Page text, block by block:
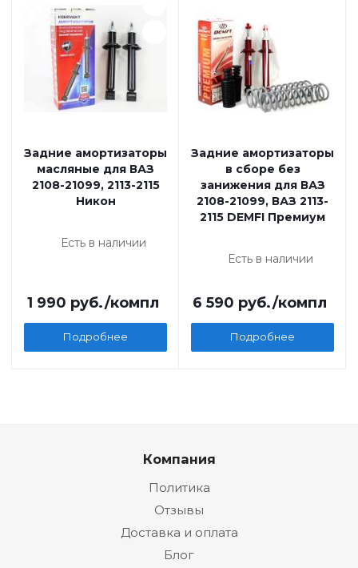
Задние амортизаторы
масляные для ВАЗ
2108-21099, 2113-2115
Никон
Есть в наличии
1 990 руб./компл
Подробнее
Задние амортизаторы
в сборе без
занижения для ВАЗ
2108-21099, ВАЗ 2113-
2115 DEMFI Премиум
Есть в наличии
6 590 руб./компл
Подробнее
Компания
Политика
Отзывы
Доставка и оплата
Блог